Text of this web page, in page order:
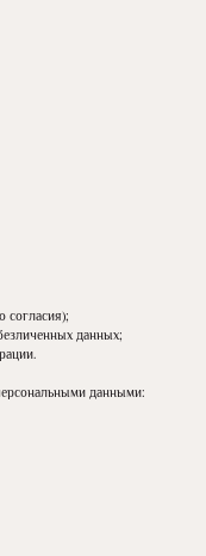
согласия);
данных;
данными: